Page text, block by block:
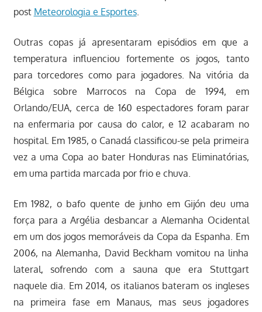
post Meteorologia e Esportes.
Outras copas já apresentaram episódios em que a
temperatura influenciou fortemente os jogos, tanto
para torcedores como para jogadores. Na vitória da
Bélgica sobre Marrocos na Copa de 1994, em
Orlando/EUA, cerca de 160 espectadores foram parar
na enfermaria por causa do calor, e 12 acabaram no
hospital. Em 1985, o Canadá classificou-se pela primeira
vez a uma Copa ao bater Honduras nas Eliminatórias,
em uma partida marcada por frio e chuva.
Em 1982, o bafo quente de junho em Gijón deu uma
força para a Argélia desbancar a Alemanha Ocidental
em um dos jogos memoráveis da Copa da Espanha. Em
2006, na Alemanha, David Beckham vomitou na linha
lateral, sofrendo com a sauna que era Stuttgart
naquele dia. Em 2014, os italianos bateram os ingleses
na primeira fase em Manaus, mas seus jogadores